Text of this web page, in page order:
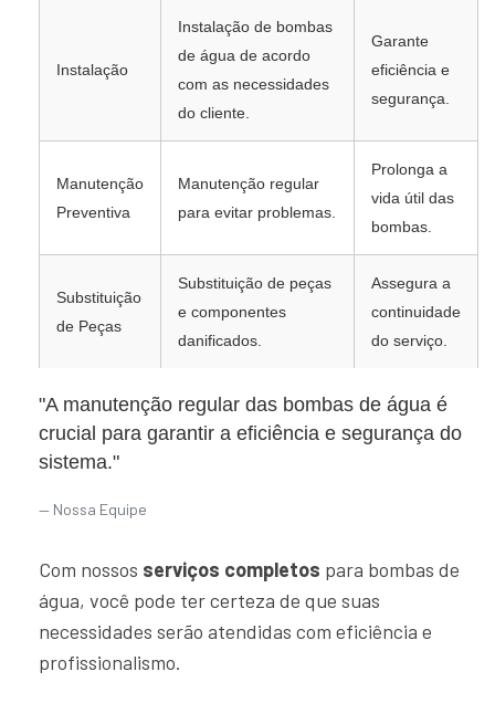
Instalação
Instalação de bombas
de água de acordo
com as necessidades
do cliente.
Garante
eficiência e
segurança.
Manutenção
Preventiva
Manutenção regular
para evitar problemas.
Prolonga a
vida útil das
bombas.
Substituição
de Peças
Substituição de peças
e componentes
danificados.
Assegura a
continuidade
do serviço.
"A manutenção regular das bombas de água é
crucial para garantir a eficiência e segurança do
sistema."
Nossa Equipe
Com nossos serviços completos para bombas de
água, você pode ter certeza de que suas
necessidades serão atendidas com eficiência e
profissionalismo.